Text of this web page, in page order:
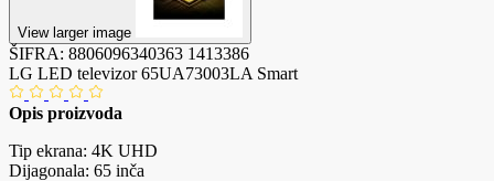
View larger image
ŠIFRA: 8806096340363 1413386
LG LED televizor 65UA73003LA Smart
Opis proizvoda
Tip ekrana: 4K UHD
Dijagonala: 65 inča